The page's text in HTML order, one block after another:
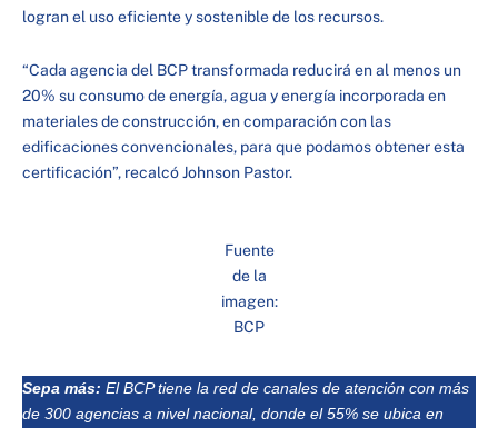
logran el uso eficiente y sostenible de los recursos.
“Cada agencia del BCP transformada reducirá en al menos un
20% su consumo de energía, agua y energía incorporada en
materiales de construcción, en comparación con las
edificaciones convencionales, para que podamos obtener esta
certificación”, recalcó Johnson Pastor.
Fuente
de la
imagen:
BCP
Sepa más: El BCP tiene la red de canales de atención con más
de 300 agencias a nivel nacional, donde el 55% se ubica en